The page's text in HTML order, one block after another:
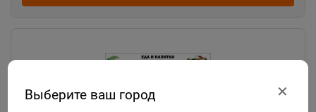
Выберите ваш город ✕